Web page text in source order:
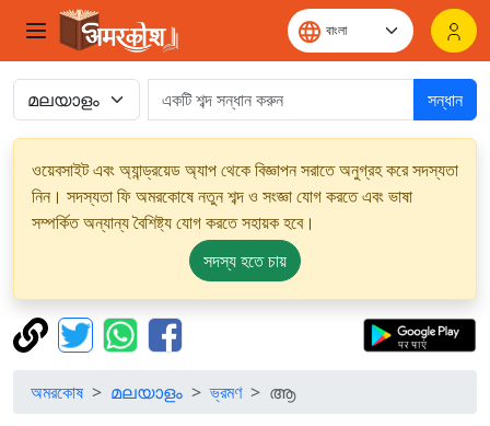
সন্ধান
ওয়েবসাইট এবং অ্যান্ড্রয়েড অ্যাপ থেকে বিজ্ঞাপন সরাতে অনুগ্রহ করে সদস্যতা
নিন। সদস্যতা ফি অমরকোষে নতুন শব্দ ও সংজ্ঞা যোগ করতে এবং ভাষা
সম্পর্কিত অন্যান্য বৈশিষ্ট্য যোগ করতে সহায়ক হবে।
সদস্য হতে চায়
অমরকোষ മലയാളം ভ্রমণ ആ